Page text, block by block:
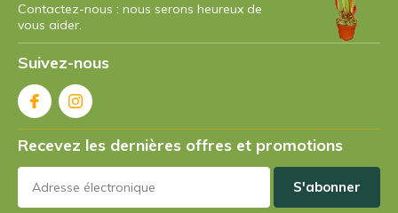
Contactez-nous : nous serons heureux de
vous aider.
Suivez-nous
Recevez les dernières offres et promotions
S'abonner